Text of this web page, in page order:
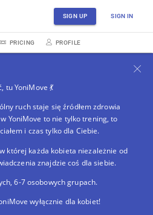
SIGN UP SIGN IN
PRICING PROFILE
tu YoniMove 💃
ruch staje się źródłem zdrowia
YoniMove to nie tylko trening, to
i czas tylko dla Ciebie.
której każda kobieta niezależnie od
znajdzie coś dla siebie.
6-7 osobowych grupach.
wyłącznie dla kobiet!